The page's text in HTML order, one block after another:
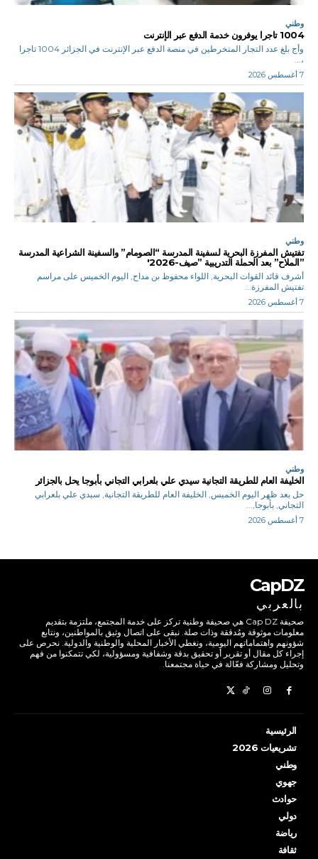
وطني
1004 تاجرا يوفرون خدمة الدفع عبر الإنترنت
وأج بلغ عدد التجار المنخرطين في منصة الدفع عبر الإنترنت في الجزائر 1004 تاجرا
،...
7 أغسطس 2026
وطني
تفتيش المفرزة البحرية لسفينة المدرسة “الصومام” والسفينة الشراعية المدرسة
”الملاح” بعد الحملة التدريبية ”صيف-2026′
أشرف قائد القوات البحرية, اللواء محفوظ بن مداح, اليوم الخميس على مراسم
تفتيش المفرزة...
7 أغسطس 2026
وطني
الخليفة العام للطريقة التجانية سيدي علي بلعرابي التجاني بأبوجا يحل بالجزائر
حل بعد ظهر اليوم الخميس, الخليفة العام للطريقة التجانية, سيدي علي بلعرابي
التجاني, بأبوجا,...
7 أغسطس 2026
CapDZ
بالعربي
صحيفة Cap DZ هي صحيفة وطنية تركز على خدمة المجتمع، ملتزمة بتقديم
معلومات موثوقة ومُدققة وذات صلة. نبقى على اتصال وثيق بالمواطنين، ونتابع
شؤونهم واهتماماتهم اليومية، ونغطي الأخبار المحلية والوطنية والدولية. نحرص على
إجراء كل مقال أو تقرير أو تحقيق بدقة وشفافية ومسؤولية، لكي تتمكنوا من فهم
وتحليل ومشاركة فعّالة في حياة مجتمعنا.
الرئيسية
تشريعيات 2026
وطني
جهوي
حوادث
دولي
رياضة
ثقافة